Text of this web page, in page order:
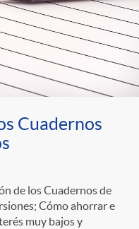
Cuadernos
de los Cuadernos de
Cómo ahorrar e
muy bajos y